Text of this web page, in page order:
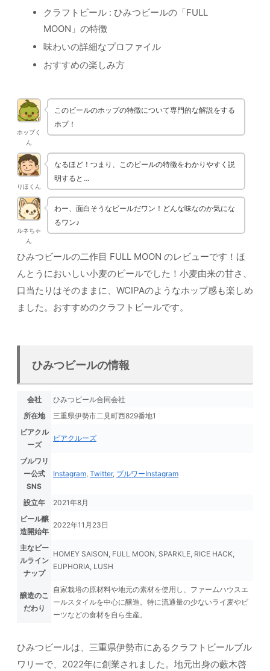
クラフトビール : ひみつビールの「FULL
MOON」の特徴
味わいの詳細なプロファイル
おすすめの楽しみ方
ホップく
ん
このビールのホップの特徴について専門的な解説をする
ホプ！
りほくん
なるほど！つまり、このビールの特徴をわかりやすく説
明すると…
ルネちゃ
ん
わー、面白そうなビールだワン！どんな味なのか気にな
るワン♪
ひみつビールの二作目 FULL MOON のレビューです！ほ
んとうにおいしい小麦のビールでした！小麦由来の甘さ、
口当たりはそのままに、WCIPAのようなホップ感も楽しめ
ました。おすすめのクラフトビールです。
ひみつビールの情報
会社
ひみつビール合同会社
所在地
三重県伊勢市二見町西829番地1
ビアクル
ーズ
ビアクルーズ
ブルワリ
ー公式
SNS
Instagram Twitter, ブルワーInstagram
設立年
2021年8月
ビール醸
造開始年
2022年11月23日
主なビー
ルライン
ナップ
HOMEY SAISON, FULL MOON, SPARKLE, RICE HACK,
EUPHORIA, LUSH
醸造のこ
だわり
自家栽培の原材料や地元の素材を使用し、ファームハウスエ
ールスタイルを中心に醸造。特に流通量の少ないライ麦やビ
ーツなどの食材を自ら生産。
ひみつビールは、三重県伊勢市にあるクラフトビールブル
ワリーで、2022年に創業されました。地元出身の藪木啓